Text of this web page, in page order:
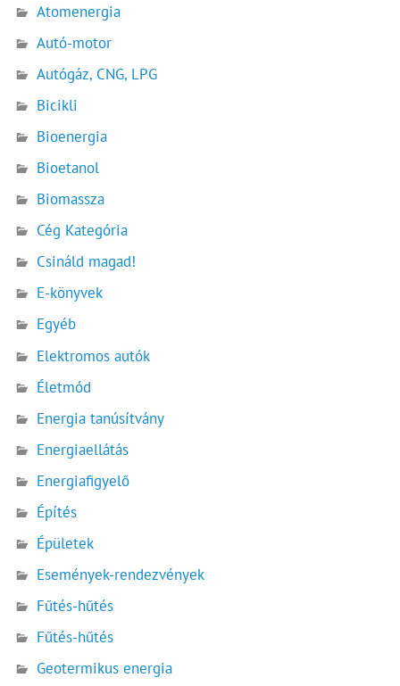
Atomenergia
Autó-motor
Autógáz, CNG, LPG
Bicikli
Bioenergia
Bioetanol
Biomassza
Cég Kategória
Csináld magad!
E-könyvek
Egyéb
Elektromos autók
Életmód
Energia tanúsítvány
Energiaellátás
Energiafigyelő
Építés
Épületek
Események-rendezvények
Fűtés-hűtés
Fűtés-hűtés
Geotermikus energia